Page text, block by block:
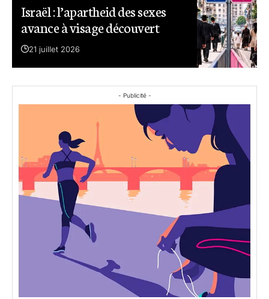
Israël : l’apartheid des sexes
avance à visage découvert
21 juillet 2026
- Publicité -